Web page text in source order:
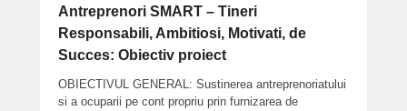
Antreprenori SMART – Tineri
Responsabili, Ambitiosi, Motivati, de
Succes: Obiectiv proiect
OBIECTIVUL GENERAL: Sustinerea antreprenoriatului
si a ocuparii pe cont propriu prin furnizarea de